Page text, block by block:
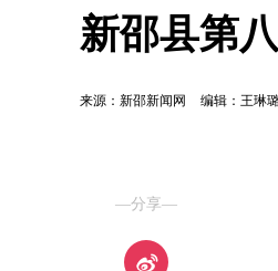
新邵县第
来源：新邵新闻网 编辑：王琳
—分享—